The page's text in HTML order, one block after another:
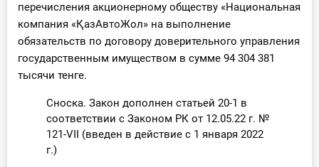
перечисления акционерному обществу «Национальная
компания «ҚазАвтоЖол» на выполнение
обязательств по договору доверительного управления
государственным имуществом в сумме 94 304 381
тысячи тенге.
Сноска. Закон дополнен статьей 20-1 в
соответствии с Законом РК от 12.05.22 г. №
121-VII (введен в действие с 1 января 2022
г.)